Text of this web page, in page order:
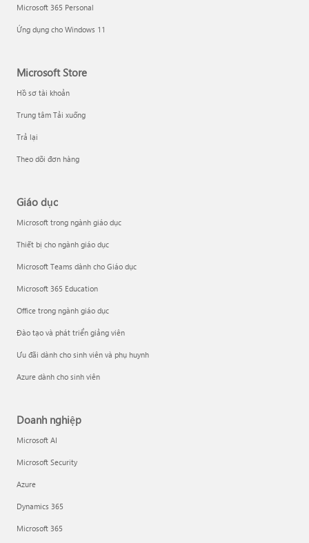
Microsoft 365 Personal
Ứng dụng cho Windows 11
Microsoft Store
Hồ sơ tài khoản
Trung tâm Tải xuống
Trả lại
Theo dõi đơn hàng
Giáo dục
Microsoft trong ngành giáo dục
Thiết bị cho ngành giáo dục
Microsoft Teams dành cho Giáo dục
Microsoft 365 Education
Office trong ngành giáo dục
Đào tạo và phát triển giảng viên
Ưu đãi dành cho sinh viên và phụ huynh
Azure dành cho sinh viên
Doanh nghiệp
Microsoft AI
Microsoft Security
Azure
Dynamics 365
Microsoft 365